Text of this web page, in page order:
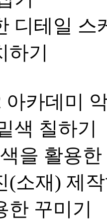
디테일 스
하기
아카데미
색 칠하기
을 활용
(소재) 제
한 꾸미기